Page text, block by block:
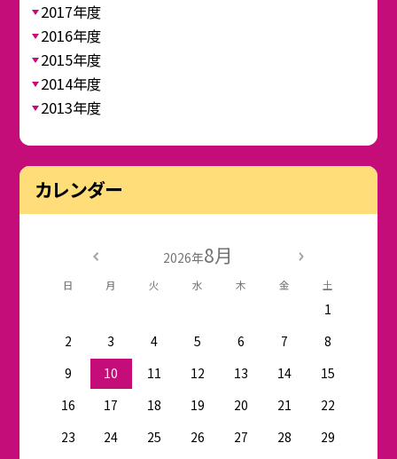
2017年度
2016年度
2015年度
2014年度
2013年度
カレンダー
2026年8月
日 月 火 水 木 金 土
1
2
3 4 5 6 7
8
9
10 11 12 13 14
15
16
17 18 19 20 21
22
23
24 25 26 27 28
29